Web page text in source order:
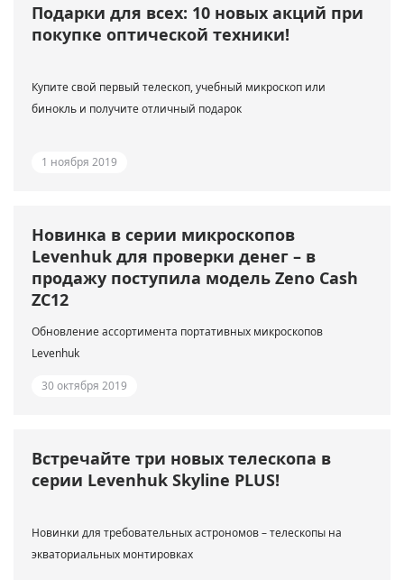
Подарки для всех: 10 новых акций при
покупке оптической техники!
Купите свой первый телескоп, учебный микроскоп или
бинокль и получите отличный подарок
1 ноября 2019
Новинка в серии микроскопов
Levenhuk для проверки денег – в
продажу поступила модель Zeno Cash
ZC12
Обновление ассортимента портативных микроскопов
Levenhuk
30 октября 2019
Встречайте три новых телескопа в
серии Levenhuk Skyline PLUS!
Новинки для требовательных астрономов – телескопы на
экваториальных монтировках